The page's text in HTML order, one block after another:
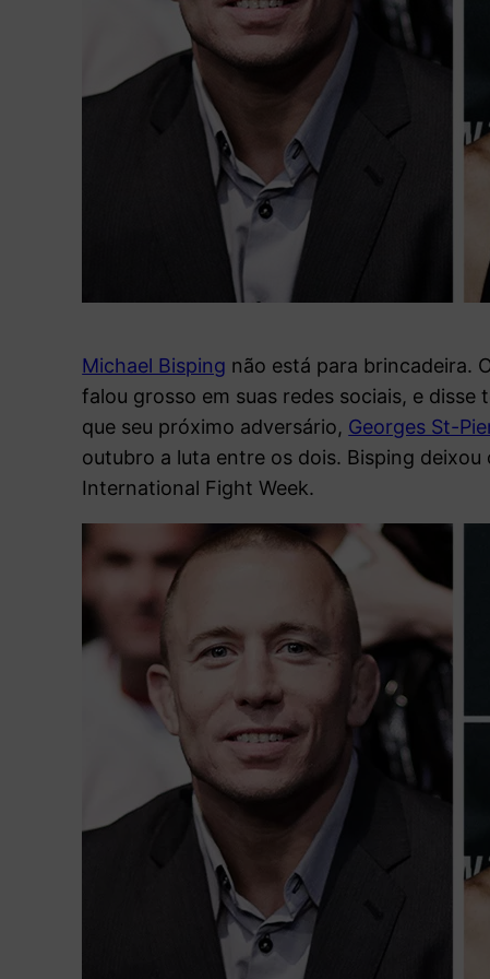
Michael Bisping não está para brincadeira.
falou grosso em suas redes sociais, e
que seu próximo adversário, Georges St-
outubro a luta entre os dois. Bisping
International Fight Week.